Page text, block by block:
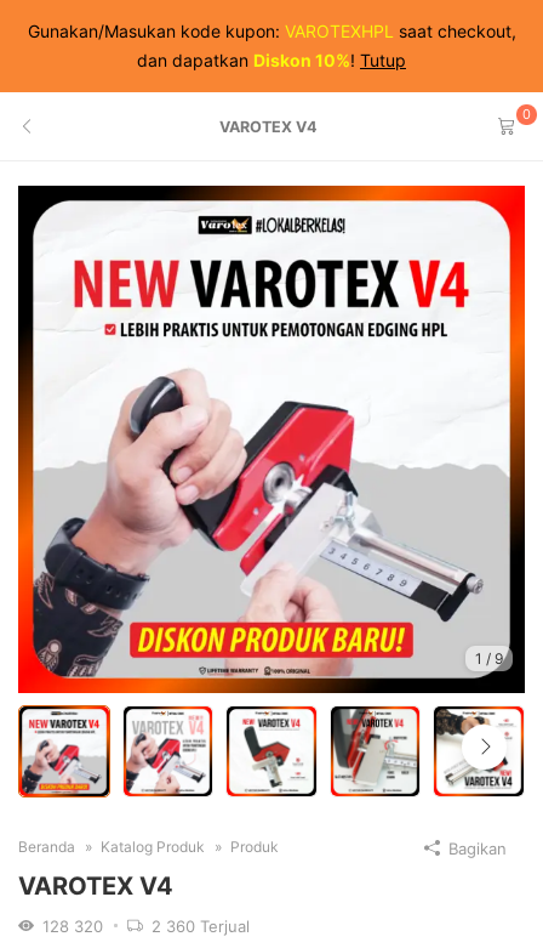
Gunakan/Masukan kode kupon: VAROTEXHPL saat checkout,
dan dapatkan Diskon 10%! Tutup
VAROTEX V4
0
1 / 9
Beranda Katalog Produk Produk
VAROTEX V4
128 320 2 360 Terjual
Bagikan